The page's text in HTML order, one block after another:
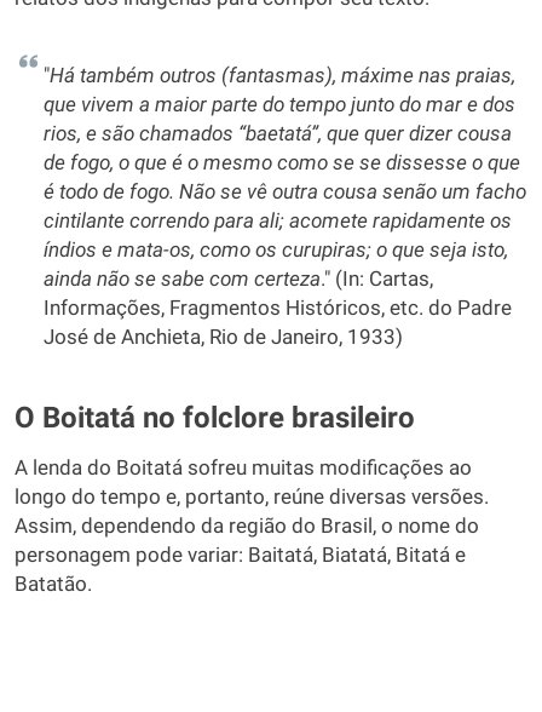
"Há também outros (fantasmas), máxime nas praias,
que vivem a maior parte do tempo junto do mar e dos
rios, e são chamados “baetatá”, que quer dizer cousa
de fogo, o que é o mesmo como se se dissesse o que
é todo de fogo. Não se vê outra cousa senão um facho
cintilante correndo para ali; acomete rapidamente os
índios e mata-os, como os curupiras; o que seja isto,
ainda não se sabe com certeza." (In: Cartas,
Informações, Fragmentos Históricos, etc. do Padre
José de Anchieta, Rio de Janeiro, 1933)
O Boitatá no folclore brasileiro
A lenda do Boitatá sofreu muitas modificações ao
longo do tempo e, portanto, reúne diversas versões.
Assim, dependendo da região do Brasil, o nome do
personagem pode variar: Baitatá, Biatatá, Bitatá e
Batatão.